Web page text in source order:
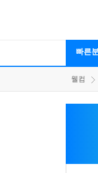
빠른
웰컴